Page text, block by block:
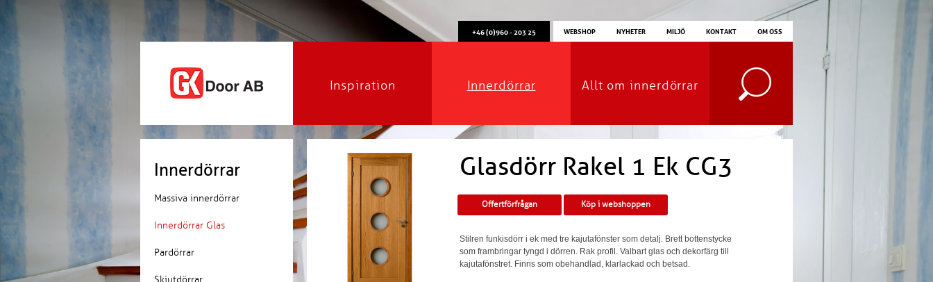
+46 (0)960 - 203 25 WEBSHOP NYHETER MILJÖ KONTAKT OM OSS
Inspiration Innerdörrar Allt om innerdörrar
Innerdörrar
Massiva innerdörrar
Innerdörrar Glas
Pardörrar
Skjutdörrar
Glasdörr Rakel 1 Ek CG3
Offertförfrågan Köp i webshoppen
Stilren funkisdörr i ek med tre kajutafönster som detalj. Brett bottenstycke
som frambringar tyngd i dörren. Rak profil. Valbart glas och dekorfärg till
kajutafönstret. Finns som obehandlad, klarlackad och betsad.